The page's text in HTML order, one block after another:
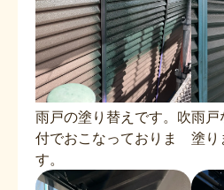
雨戸の塗り替えです。吹
付でおこなっておりま
す。
雨戸
塗り